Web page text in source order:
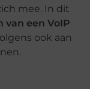
mee. In dit
van een VoIP
ook aan